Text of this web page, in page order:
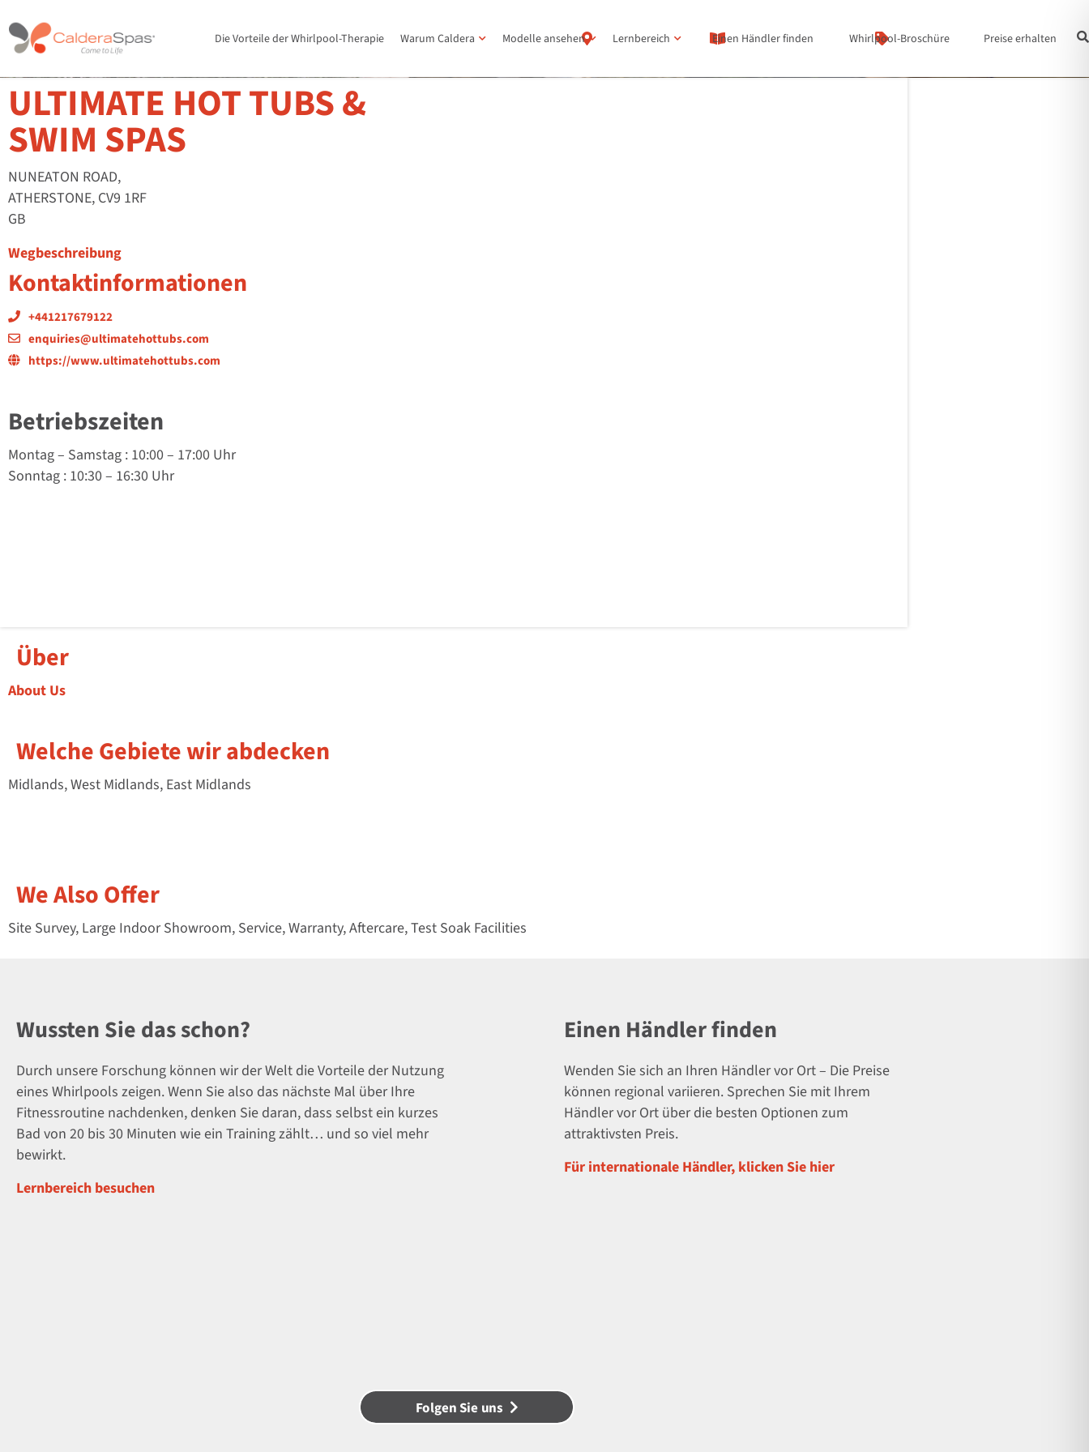
Die Vorteile der Whirlpool-Therapie Warum Caldera Modelle ansehen Lernbereich Einen Händler finden Whirlpool-Broschüre Preise erhalten
ULTIMATE HOT TUBS &
SWIM SPAS
NUNEATON ROAD,
ATHERSTONE, CV9 1RF
GB
Wegbeschreibung
Kontaktinformationen
+441217679122
enquiries@ultimatehottubs.com
https://www.ultimatehottubs.com
Betriebszeiten
Montag– Samstag : 10:00 – 17:00 Uhr
Sonntag : 10:30 – 16:30 Uhr
Über
About Us
Welche Gebiete wir abdecken
Midlands, West Midlands, East Midlands
We Also Offer
Site Survey, Large Indoor Showroom, Service, Warranty, Aftercare, Test Soak Facilities
Wussten Sie das schon?
Durch unsere Forschung können wir der Welt die Vorteile der Nutzung
eines Whirlpools zeigen. Wenn Sie also das nächste Mal über Ihre
Fitnessroutine nachdenken, denken Sie daran, dass selbst ein kurzes
Bad von 20 bis 30 Minuten wie ein Training zählt… und so viel mehr
bewirkt.
Lernbereich besuchen
Einen Händler finden
Wenden Sie sich an Ihren Händler vor Ort – Die Preise
können regional variieren. Sprechen Sie mit Ihrem
Händler vor Ort über die besten Optionen zum
attraktivsten Preis.
Für internationale Händler, klicken Sie hier
Folgen Sie uns